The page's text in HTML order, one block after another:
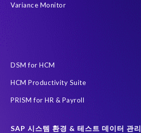
국가*
Variance Monitor
DSM for HCM
HCM Productivity Suite
PRISM for HR & Payroll
SAP 시스템 환경 & 테스트 데이터 관리